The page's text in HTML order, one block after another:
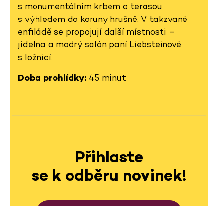
s monumentálním krbem a terasou
s výhledem do koruny hrušně. V takzvané
enfiládě se propojují další místnosti –
jídelna a modrý salón paní Liebsteinové
s ložnicí.
Doba prohlídky: 45 minut
Přihlaste
se k odběru novinek!